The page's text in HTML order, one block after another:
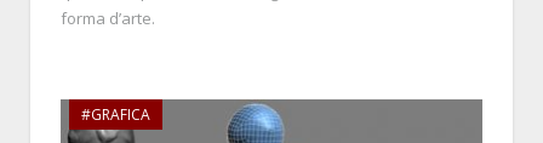
forma d’arte.
#GRAFICA